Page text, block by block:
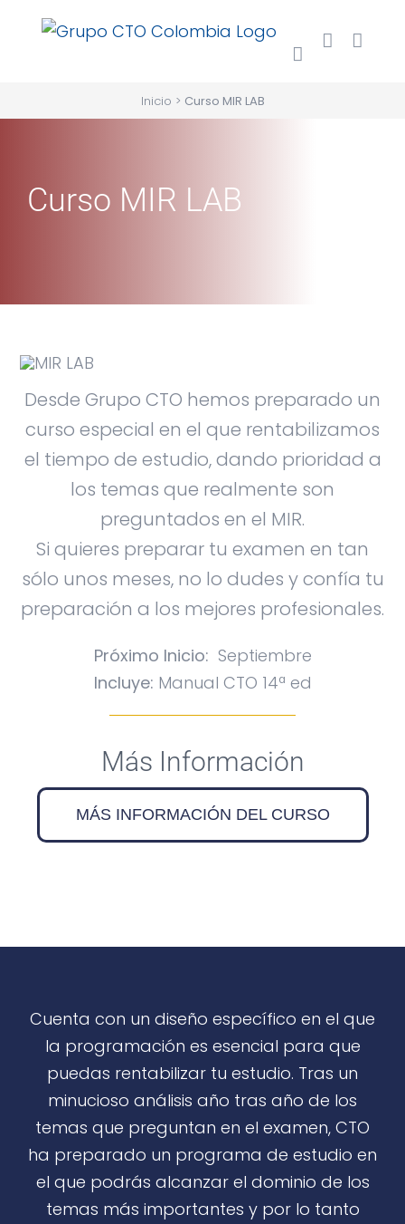
Saltar
Inicio > Curso MIR LAB
Curso MIR LAB
Desde Grupo CTO hemos preparado un
curso especial en el que rentabilizamos
el tiempo de estudio, dando prioridad a
los temas que realmente son
preguntados en el MIR.
Si quieres preparar tu examen en tan
sólo unos meses, no lo dudes y confía tu
preparación a los mejores profesionales.
Próximo Inicio: Septiembre
Incluye: Manual CTO 14ª ed
Más Información
MÁS INFORMACIÓN DEL CURSO
Cuenta con un diseño específico en el que
la programación es esencial para que
puedas rentabilizar tu estudio. Tras un
minucioso análisis año tras año de los
temas que preguntan en el examen, CTO
ha preparado un programa de estudio en
el que podrás alcanzar el dominio de los
temas más importantes y por lo tanto